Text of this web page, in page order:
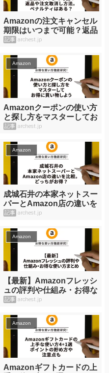
Amazonの注文キャンセル
期限はいつまで可能？返品
や注文取消し方法。ペナル
記事 archest.jp
Amazon
Amazonクーポンの使い方
と探し方をマスターしてお
得に買い物しよう
記事 archest.jp
Amazon
成城石井の本家ネットスー
パーとAmazon店の違いを
比較。どっちがお得？
記事 archest.jp
Amazon
【最新】Amazonフレッシ
ュの評判や仕組み・お得な
使い方まとめ
記事 archest.jp
Amazon
Amazonギフトカードの上